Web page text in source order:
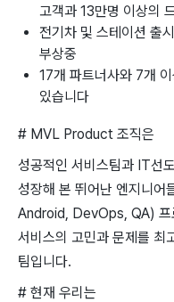
고객과 13만명 이상의
전기차 및 스테이션 출
부상중
17개 파트너사와 7개
있습니다
# MVL Product 조직은
성공적인 서비스팀과 IT선
성장해 본 뛰어난 엔지니
Android, DevOps, QA) 프
서비스의 고민과 문제를 최
팀입니다.
# 현재 우리는